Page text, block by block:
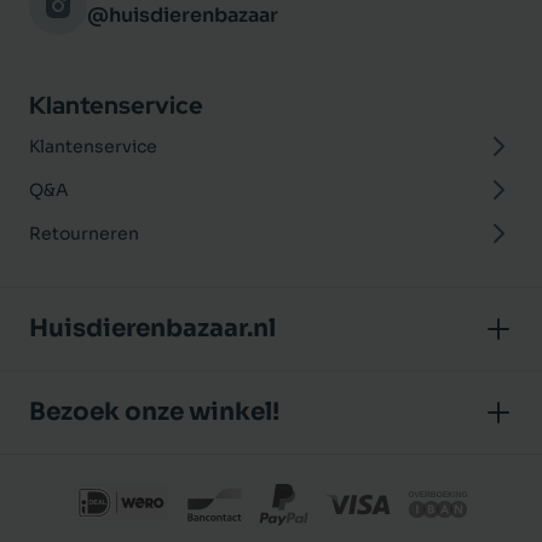
@huisdierenbazaar
Klantenservice
Klantenservice
Q&A
Retourneren
Huisdierenbazaar.nl
Klantbeoordelingen
Bezoek onze winkel!
J.P. Poelstraat 8